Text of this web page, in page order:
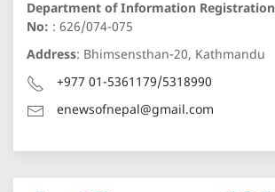
Department of Information Registration
No: : 626/074-075
Address: Bhimsensthan-20, Kathmandu
+977 01-5361179/5318990
enewsofnepal@gmail.com